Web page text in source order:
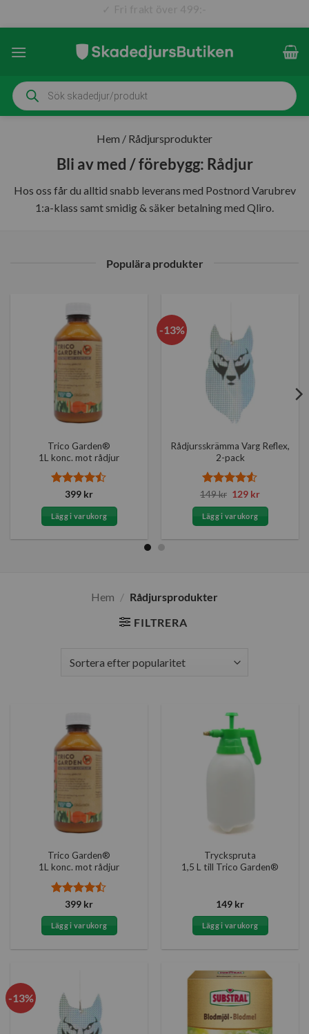
✓ Fri frakt över 499:-
Produktsökning
Hem / Rådjursprodukter
Bli av med / förebygg: Rådjur
Hos oss får du alltid snabb leverans med Postnord Varubrev
1:a-klass samt smidig & säker betalning med Qliro.
Populära produkter
Trico Garden®
1L konc. mot rådjur
Betygsatt
4.45av 5
399 kr
Lägg i varukorg
-13%
Rådjursskrämma Varg Reflex,
2-pack
Betygsatt
4.5av 5
149kr Det
priset
var:
149 kr.
129 krDet
priset
129 kr.
Lägg i varukorg
Hem / Rådjursprodukter
FILTRERA
Trico Garden®
1L konc. mot rådjur
Betygsatt
4.45av 5
399 kr
Lägg i varukorg
Tryckspruta
1,5 L till Trico Garden®
149 kr
Lägg i varukorg
-13%